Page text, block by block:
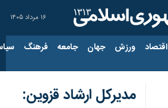
۱۶ مرداد ۱۴۰۵
اقتصاد ورزش جهان جامعه فرهنگ
مدیرکل ارشاد قزوین:‌